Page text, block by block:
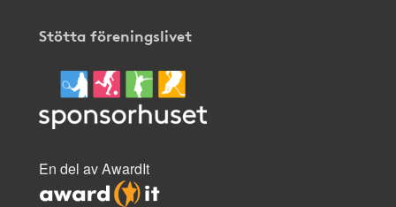
Stötta föreningslivet
En del av AwardIt